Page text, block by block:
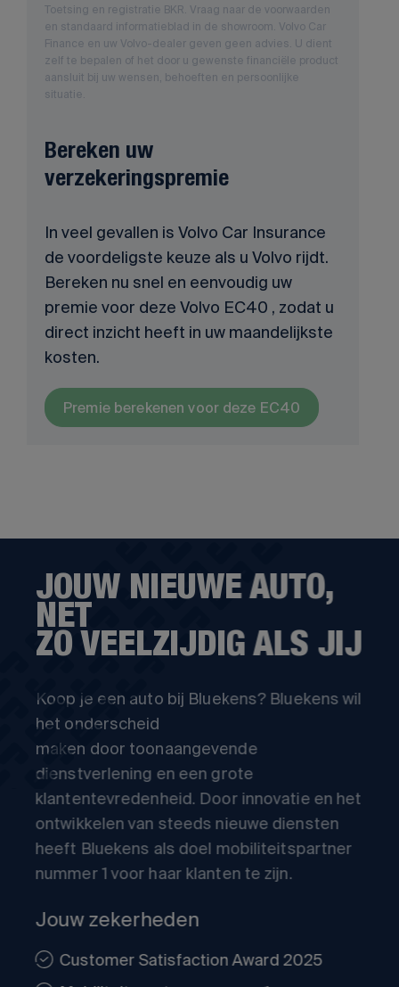
Toetsing en registratie BKR. Vraag naar de voorwaarden
en standaard informatieblad in de showroom. Volvo Car
Finance en uw Volvo-dealer geven geen advies. U dient
zelf te bepalen of het door u gewenste financiële product
aansluit bij uw wensen, behoeften en persoonlijke
situatie.
Bereken uw
verzekeringspremie
In veel gevallen is Volvo Car Insurance
de voordeligste keuze als u Volvo rijdt.
Bereken nu snel en eenvoudig uw
premie voor deze Volvo EC40 , zodat u
direct inzicht heeft in uw maandelijkste
kosten.
Premie berekenen voor deze EC40
JOUW NIEUWE AUTO,
NET
ZO VEELZIJDIG ALS JIJ
Koop je een auto bij Bluekens? Bluekens wil
het onderscheid
maken door toonaangevende
dienstverlening en een grote
klantentevredenheid. Door innovatie en het
ontwikkelen van steeds nieuwe diensten
heeft Bluekens als doel mobiliteitspartner
nummer 1 voor haar klanten te zijn.
Jouw zekerheden
Customer Satisfaction Award 2025